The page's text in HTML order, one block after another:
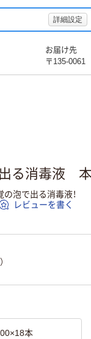
詳細設定
お届け先
〒135-0061
出る消毒液
泡で出る消毒液！
レビューを書く
本